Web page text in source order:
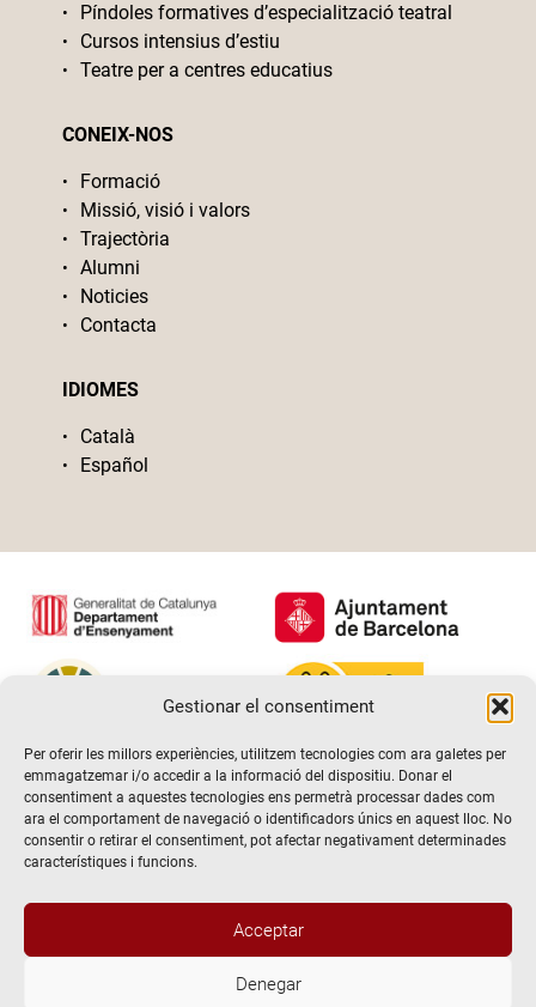
Gestionar el consentiment
Per oferir les millors experiències, utilitzem tecnologies com ara galetes per
emmagatzemar i/o accedir a la informació del dispositiu. Donar el
consentiment a aquestes tecnologies ens permetrà processar dades com
ara el comportament de navegació o identificadors únics en aquest lloc. No
consentir o retirar el consentiment, pot afectar negativament determinades
característiques i funcions.
Acceptar
Denegar
Píndoles formatives d’especialització teatral
Cursos intensius d’estiu
Teatre per a centres educatius
CONEIX-NOS
Formació
Missió, visió i valors
Trajectòria
Alumni
Noticies
Contacta
IDIOMES
Català
Español
@2026 Escola de teatre El Timbal. Tots els drets reservats